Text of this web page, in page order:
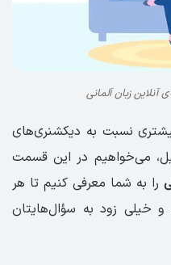
زبان آلمانی
نسبت به دیکشنری‌های
می‌خواهیم در این قسمت
را به شما معرفی کنیم تا هر
و خیلی زود به سؤال‌هایتان